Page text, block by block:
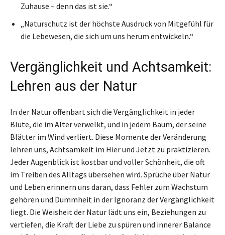
Zuhause – denn das ist sie.“
„Naturschutz ist der höchste Ausdruck von Mitgefühl für
die Lebewesen, die sich um uns herum entwickeln.“
Vergänglichkeit und Achtsamkeit:
Lehren aus der Natur
In der Natur offenbart sich die Vergänglichkeit in jeder
Blüte, die im Alter verwelkt, und in jedem Baum, der seine
Blätter im Wind verliert. Diese Momente der Veränderung
lehren uns, Achtsamkeit im Hier und Jetzt zu praktizieren.
Jeder Augenblick ist kostbar und voller Schönheit, die oft
im Treiben des Alltags übersehen wird. Sprüche über Natur
und Leben erinnern uns daran, dass Fehler zum Wachstum
gehören und Dummheit in der Ignoranz der Vergänglichkeit
liegt. Die Weisheit der Natur lädt uns ein, Beziehungen zu
vertiefen, die Kraft der Liebe zu spüren und innerer Balance